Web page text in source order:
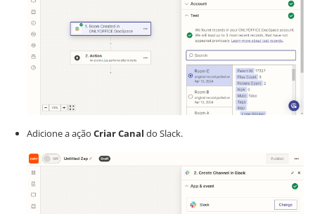
Adicione a ação Criar Canal do Slack.